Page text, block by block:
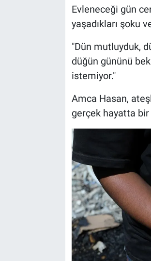
Evleneceği gün
yaşadıkları şoku
"Dün mutluyduk,
düğün gününü
istemiyor."
Amca Hasan,
gerçek hayatta bir